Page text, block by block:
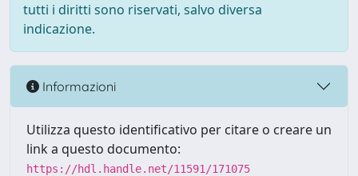
tutti i diritti sono riservati, salvo diversa
indicazione.
Informazioni
Utilizza questo identificativo per citare o creare un
link a questo documento:
https://hdl.handle.net/11591/171075